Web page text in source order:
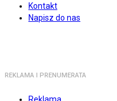
Kontakt
Napisz do nas
REKLAMA I PRENUMERATA